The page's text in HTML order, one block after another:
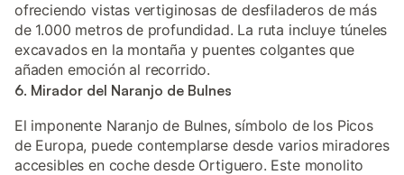
ofreciendo vistas vertiginosas de desfiladeros de más
de 1.000 metros de profundidad. La ruta incluye túneles
excavados en la montaña y puentes colgantes que
añaden emoción al recorrido.
6. Mirador del Naranjo de Bulnes
El imponente Naranjo de Bulnes, símbolo de los Picos
de Europa, puede contemplarse desde varios miradores
accesibles en coche desde Ortiguero. Este monolito